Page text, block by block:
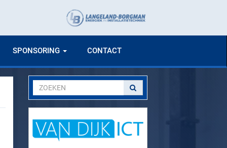
SPONSORING CONTACT